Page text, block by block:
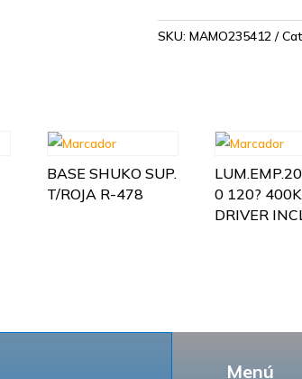
SKU: MAMO235412
BASE SHUKO SUP.
T/ROJA R-478
0 120?
DRIVER
Menú